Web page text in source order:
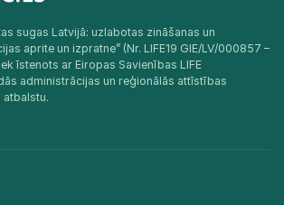
sugas Latvijā: uzlabotas zināšanas un
aprite un izpratne” (Nr. LIFE19 GIE/LV/000857 –
īstenots ar Eiropas Savienības LIFE
administrācijas un reģionālās attīstības
atbalstu.​